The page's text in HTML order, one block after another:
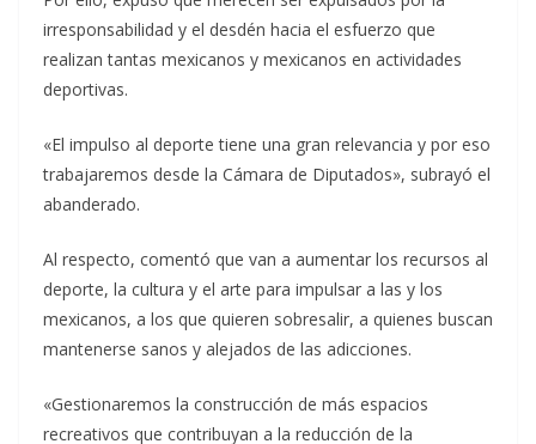
irresponsabilidad y el desdén hacia el esfuerzo que
realizan tantas mexicanos y mexicanos en actividades
deportivas.
«El impulso al deporte tiene una gran relevancia y por eso
trabajaremos desde la Cámara de Diputados», subrayó el
abanderado.
Al respecto, comentó que van a aumentar los recursos al
deporte, la cultura y el arte para impulsar a las y los
mexicanos, a los que quieren sobresalir, a quienes buscan
mantenerse sanos y alejados de las adicciones.
«Gestionaremos la construcción de más espacios
recreativos que contribuyan a la reducción de la